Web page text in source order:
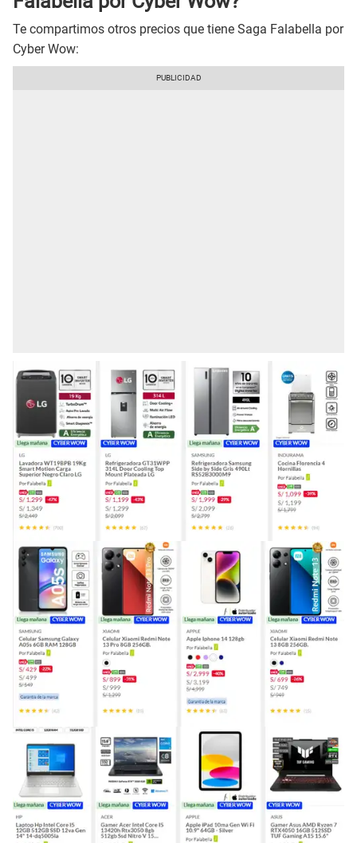
Te compartimos otros precios que tiene Saga Falabella por
Cyber Wow: